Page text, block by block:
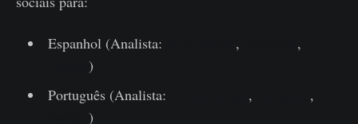
Espanhol (Analista: ,
,
)
Português (Analista:
,
,
)